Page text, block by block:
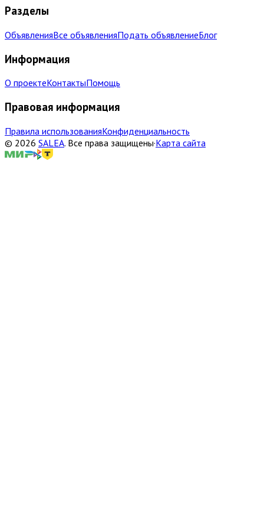
Разделы
ОбъявленияВсе объявленияПодать объявлениеБлог
Информация
О проектеКонтактыПомощь
Правовая информация
Правила использованияКонфиденциальность
© 2026 SALEA. Все права защищены·Карта сайта